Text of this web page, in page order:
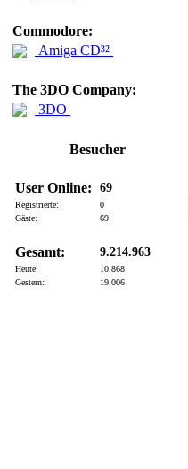
Commodore:
Amiga CD³²
The 3DO Company:
3DO
Besucher
User Online: 69
Registrierte:
0
Gäste:
69
Gesamt: 9.214.963
Heute:
10.868
Gestern:
19.006